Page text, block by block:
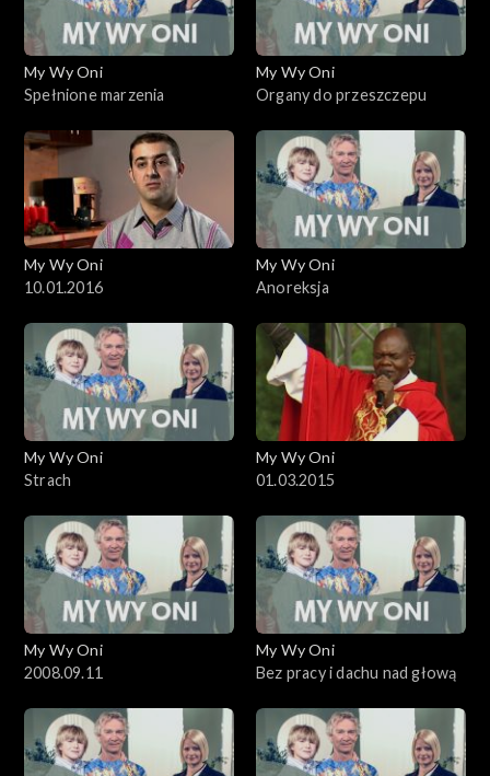
My Wy Oni
Spełnione marzenia
My Wy Oni
Organy do przeszczepu
My Wy Oni
10.01.2016
My Wy Oni
Anoreksja
My Wy Oni
Strach
My Wy Oni
01.03.2015
My Wy Oni
2008.09.11
My Wy Oni
Bez pracy i dachu nad głową